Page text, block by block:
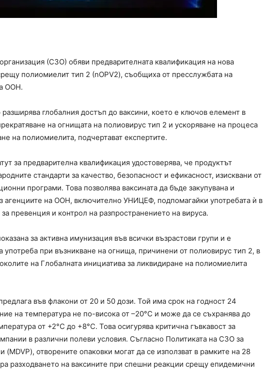
(СЗО) обяви предварителната квалификация на нова
полиомиелит тип 2 (nOPV2), съобщиха от пресслужбата на
ООН.
разширява глобалния достъп до ваксини, което е ключов елемент в
на огнищата на полиовирус тип 2 и ускоряване на процеса
на полиомиелита, подчертават експертите.
за предварителна квалификация удостоверява, че продуктът
стандарти за качество, безопасност и ефикасност, изисквани от
програми. Това позволява ваксината да бъде закупувана и
агенциите на ООН, включително УНИЦЕФ, подпомагайки употребата ѝ в
превенция и контрол на разпространението на вируса.
за активна имунизация във всички възрастови групи и е
употреба при възникване на огнища, причинени от полиовирус тип 2, в
на Глобалната инициатива за ликвидиране на полиомиелита
във флакони от 20 и 50 дози. Той има срок на годност 24
на температура не по-висока от –20°C и може да се съхранява до
от +2°C до +8°C. Това осигурява критична гъвкавост за
в различни полеви условия. Съгласно Политиката на СЗО за
(MDVP), отворените опаковки могат да се използват в рамките на 28
разходването на ваксините при спешни реакции срещу епидемични